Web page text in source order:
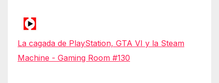
La cagada de PlayStation, GTA VI y la Steam
Machine - Gaming Room #130